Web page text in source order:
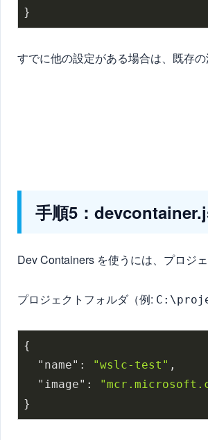
すでに他の設定がある場合は、既存
手順5：
Dev Containers を使うには、プロジ
プロジェクトフォルダ（例:
{
"name" : "wslc-test" ,
"image" :